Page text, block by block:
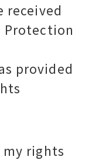
received
Protection
provided
rights